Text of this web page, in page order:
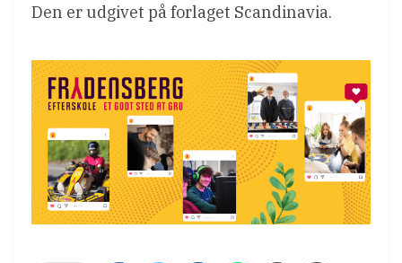
Den er udgivet på forlaget Scandinavia.